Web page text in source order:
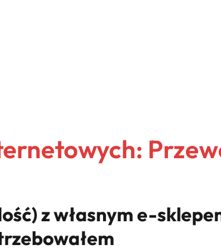
z własnym e-